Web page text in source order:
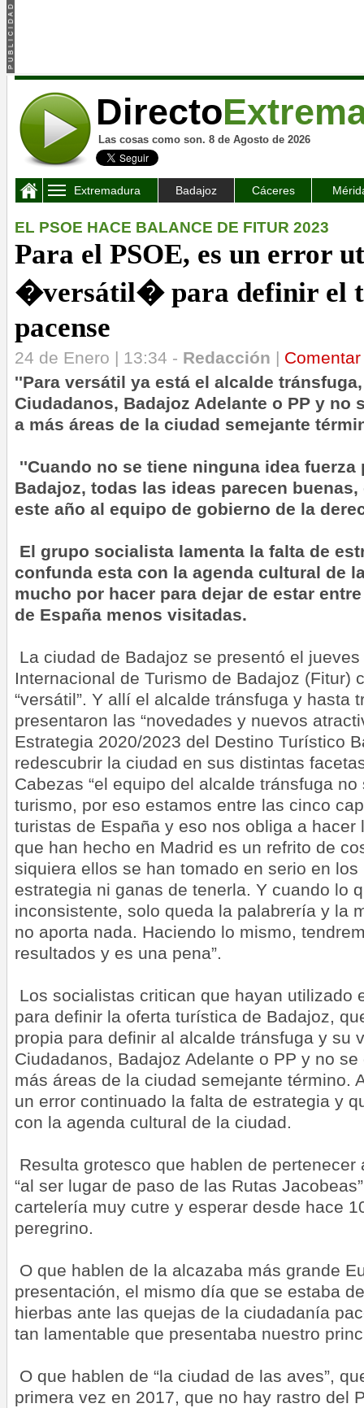
Directo
Las cosas como son. 8 de Agosto de 2026
Extremadura Badajoz Cáceres
EL PSOE HACE BALANCE DE FITUR 2023
Para el PSOE, es un error
�versátil� para definir el
pacense
24 de Enero | 13:34 - Redacción | Comentar
''Para versátil ya está el alcalde
Ciudadanos, Badajoz Adelante o PP y no
a más áreas de la ciudad semejante
''Cuando no se tiene ninguna idea fuerza
Badajoz, todas las ideas parecen
este año al equipo de gobierno de la
El grupo socialista lamenta la falta de
confunda esta con la agenda cultural de
mucho por hacer para dejar de estar
de España menos visitadas.
La ciudad de Badajoz se presentó el
Internacional de Turismo de Badajoz (Fitur)
“versátil”. Y allí el alcalde tránsfuga y hasta
presentaron las “novedades y nuevos
Estrategia 2020/2023 del Destino Turístico
redescubrir la ciudad en sus distintas
Cabezas “el equipo del alcalde tránsfuga
turismo, por eso estamos entre las cinco
turistas de España y eso nos obliga a hacer
que han hecho en Madrid es un refrito de
siquiera ellos se han tomado en serio en
estrategia ni ganas de tenerla. Y cuando lo
inconsistente, solo queda la palabrería y la
no aporta nada. Haciendo lo mismo,
resultados y es una pena”.
Los socialistas critican que hayan utilizado
para definir la oferta turística de Badajoz,
propia para definir al alcalde tránsfuga y su
Ciudadanos, Badajoz Adelante o PP y no
más áreas de la ciudad semejante término.
un error continuado la falta de estrategia y
con la agenda cultural de la ciudad.
Resulta grotesco que hablen de pertenecer
“al ser lugar de paso de las Rutas
cartelería muy cutre y esperar desde hace
peregrino.
O que hablen de la alcazaba más grande
presentación, el mismo día que se estaba
hierbas ante las quejas de la ciudadanía
tan lamentable que presentaba nuestro
O que hablen de “la ciudad de las aves”,
primera vez en 2017, que no hay rastro del